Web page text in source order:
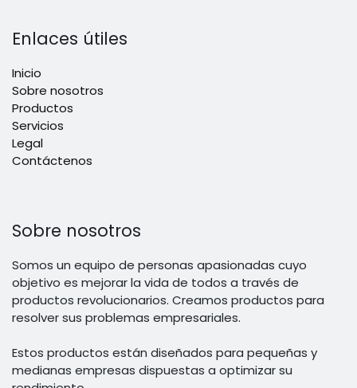
Enlaces útiles
Inicio
Sobre nosotros
Productos
Servicios
Legal
Contáctenos
Sobre nosotros
Somos un equipo de personas apasionadas cuyo
objetivo es mejorar la vida de todos a través de
productos revolucionarios. Creamos productos para
resolver sus problemas empresariales.
Estos productos están diseñados para pequeñas y
medianas empresas dispuestas a optimizar su